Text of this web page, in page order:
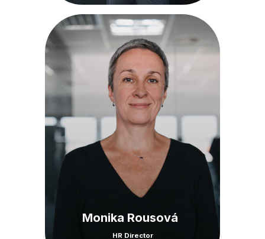
Monika Rousová
HR Director